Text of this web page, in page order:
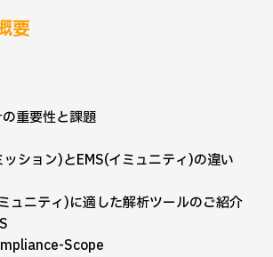
要
の重要性と課題
ッション)とEMS(イミュニティ)の違い
ュニティ)に適した解析ツールのご紹介
Scope